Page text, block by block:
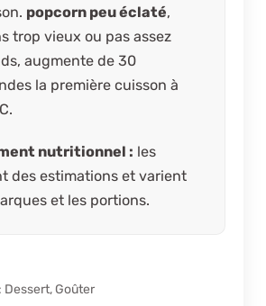
popcorn peu éclaté,
trop vieux ou pas assez
augmente de 30
la première cuisson à
nutritionnel : les
des estimations et varient
et les portions.
Dessert, Goûter